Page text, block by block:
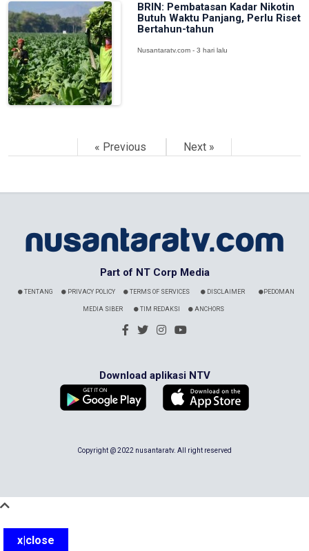
BRIN: Pembatasan Kadar Nikotin
Butuh Waktu Panjang, Perlu Riset
Bertahun-tahun
Nusantaratv.com - 3 hari lalu
« Previous Next »
Part of NT Corp Media
TENTANG PRIVACY POLICY TERMS OF SERVICES DISCLAIMER PEDOMAN
MEDIA SIBER TIM REDAKSI ANCHORS
Download aplikasi NTV
Copyright @ 2022 nusantaratv. All right reserved
x|close